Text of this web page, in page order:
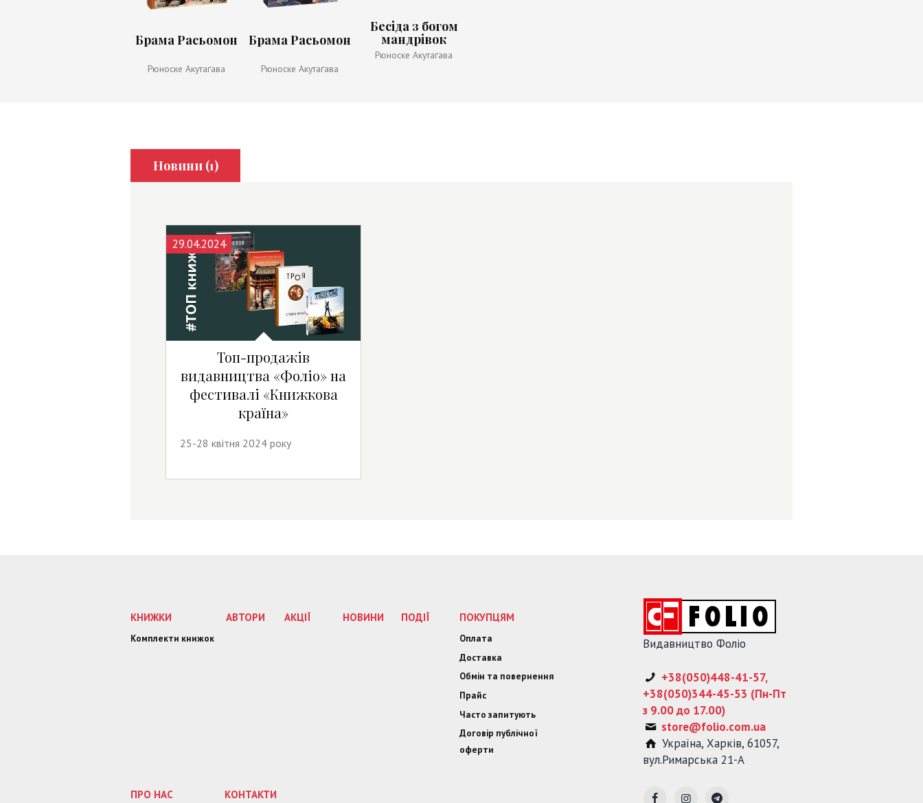
Брама Расьомон
Рюноске Акутаґава
Брама Расьомон
Рюноске Акутаґава
Бесіда з богом
мандрівок
Рюноске Акутаґава
Новини (1)
29.04.2024
Топ-продажів
видавництва «Фоліо» на
фестивалі «Книжкова
країна»
25-28 квітня 2024 року
КНИЖКИ
Комплекти книжок
АВТОРИ АКЦІЇ НОВИНИ ПОДІЇ ПОКУПЦЯМ
Оплата
Доставка
Обмін та повернення
Прайс
Часто запитують
Договір публічної
оферти
ПРО НАС КОНТАКТИ
Видавництво Фоліо
+38(050)448-41-57,
+38(050)344-45-53 (Пн-Пт
з 9.00 до 17.00)
store@folio.com.ua
Україна,Харків,61057,
вул.Римарська 21-А